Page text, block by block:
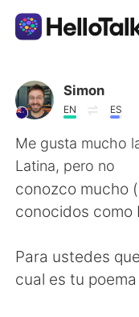
語言交換應用
AI Grammar
繁體中文
Español
Simon
EN ES
Me gusta mucho
Latina, pero no
conozco mucho
conocidos como
Para ustedes
cual es tu